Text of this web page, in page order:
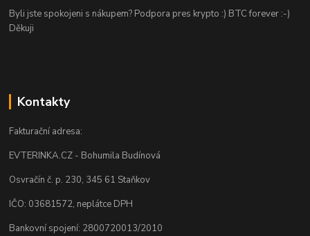
Byli jste spokojeni s nákupem? Podpora pres krypto :) BTC forever :-)
Děkuji
Kontakty
Fakturační adresa:
EVTERINKA.CZ - Bohumila Budínová
Osvračín č. p. 230, 345 61 Staňkov
IČO: 03681572, neplátce DPH
Bankovní spojení: 2800720013/2010